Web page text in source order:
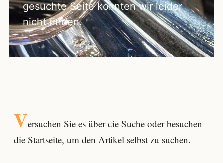
gesuchte Seite konnten wir leider
nicht finden.
Versuchen Sie es über die Sucheoder besuchen
die Startseite, um den Artikel selbst zu suchen.